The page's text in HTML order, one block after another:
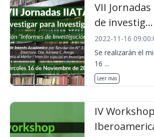
VII Jornadas
de investig...
2022-11-16
Se realizarán el
16 ...
Leer más
IV Workshop